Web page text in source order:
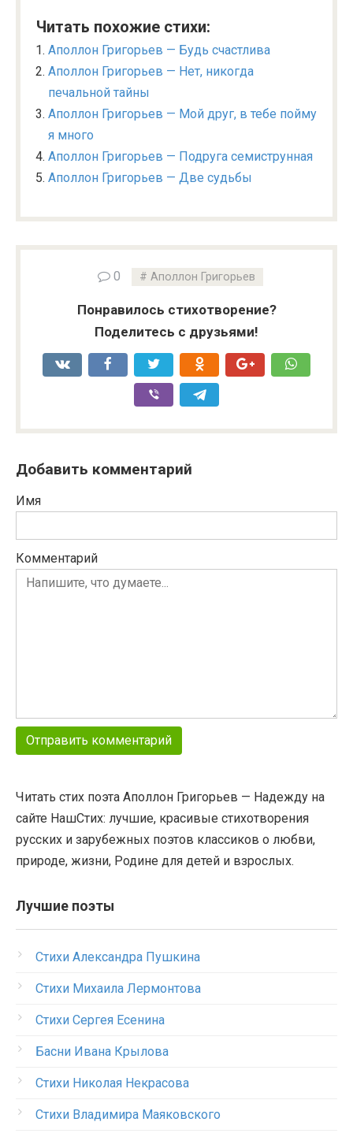
Читать похожие стихи:
Аполлон Григорьев — Будь счастлива
Аполлон Григорьев — Нет, никогда
печальной тайны
Аполлон Григорьев — Мой друг, в тебе пойму
я много
Аполлон Григорьев — Подруга семиструнная
Аполлон Григорьев — Две судьбы
0 Аполлон Григорьев
Понравилось стихотворение?
Поделитесь с друзьями!
Добавить комментарий
Имя
Комментарий
Читать стих поэта Аполлон Григорьев — Надежду на
сайте НашСтих: лучшие, красивые стихотворения
русских и зарубежных поэтов классиков о любви,
природе, жизни, Родине для детей и взрослых.
Лучшие поэты
Стихи Александра Пушкина
Стихи Михаила Лермонтова
Стихи Сергея Есенина
Басни Ивана Крылова
Стихи Николая Некрасова
Стихи Владимира Маяковского